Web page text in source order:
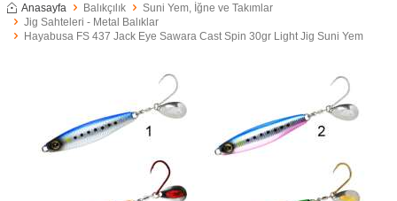
Anasayfa Balıkçılık
Suni Yem, İğne ve Takımlar
Jig Sahteleri - Metal Balıklar
Hayabusa FS 437 Jack Eye Sawara Cast Spin 30gr Light Jig Suni Yem